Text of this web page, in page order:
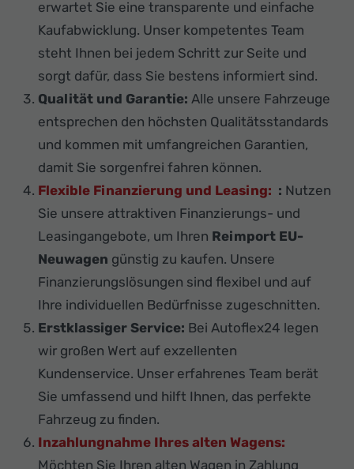
erwartet Sie eine transparente und einfache
Kaufabwicklung. Unser kompetentes Team
steht Ihnen bei jedem Schritt zur Seite und
sorgt dafür, dass Sie bestens informiert sind.
Qualität und Garantie: Alle unsere Fahrzeuge
entsprechen den höchsten Qualitätsstandards
und kommen mit umfangreichen Garantien,
damit Sie sorgenfrei fahren können.
Flexible Finanzierung und Leasing: : Nutzen
Sie unsere attraktiven Finanzierungs- und
Leasingangebote, um Ihren Reimport EU-
Neuwagen günstig zu kaufen. Unsere
Finanzierungslösungen sind flexibel und auf
Ihre individuellen Bedürfnisse zugeschnitten.
Erstklassiger Service: Bei Autoflex24 legen
wir großen Wert auf exzellenten
Kundenservice. Unser erfahrenes Team berät
Sie umfassend und hilft Ihnen, das perfekte
Fahrzeug zu finden.
Inzahlungnahme Ihres alten Wagens:
Möchten Sie Ihren alten Wagen in Zahlung